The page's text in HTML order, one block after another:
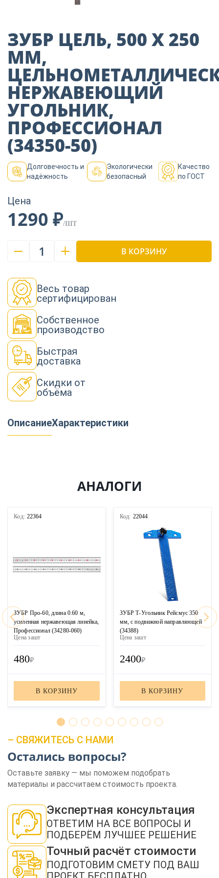
Пиломатериалы
Декор
Изоляция
Инструменты
Продукция из
дерева
ЗУБР ЦЕЛЬ, 500 Х 250
ММ,
НЕРЖАВЕЮЩИЙ
УГОЛЬНИК,
ПРОФЕССИОНАЛ
(34350-50)
Долговечность и
надёжность
Экологически
безопасный
Качество
по ГОСТ
Цена
1290 ₽/ШТ
1 В КОРЗИНУ
Весь товар
сертифицирован
Собственное
производство
Быстрая
доставка
Скидки от
объёма
ОписаниеХарактеристики
АНАЛОГИ
Код: 22364
ЗУБР Про-60, длина 0.60 м,
усиленная нержавеющая линейка,
Профессионал (34280-060)
Цена зашт
480₽
В КОРЗИНУ
Код: 22044
ЗУБР Т-Угольник Рейсмус 350
мм, с подвижной направляющей
(34388)
Цена зашт
2400₽
В КОРЗИНУ
– СВЯЖИТЕСЬ С НАМИ
Остались вопросы?
Оставьте заявку — мы поможем подобрать
материалы и рассчитаем стоимость проекта.
Экспертная консультация
ОТВЕТИМ НА ВСЕ ВОПРОСЫ И
ПОДБЕРЁМ ЛУЧШЕЕ РЕШЕНИЕ
Точный расчёт стоимости
ПОДГОТОВИМ СМЕТУ ПОД ВАШ